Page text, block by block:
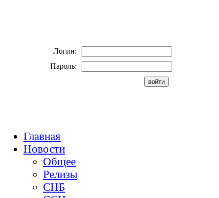
Логин:
Пароль:
Главная
Новости
Общее
Релизы
СНБ